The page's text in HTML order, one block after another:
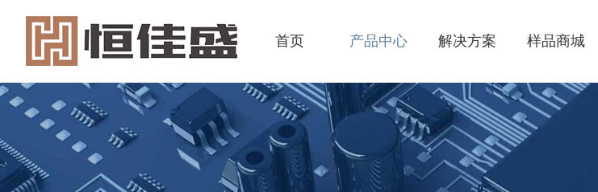
首页 产品中心 解决方案 样品商城